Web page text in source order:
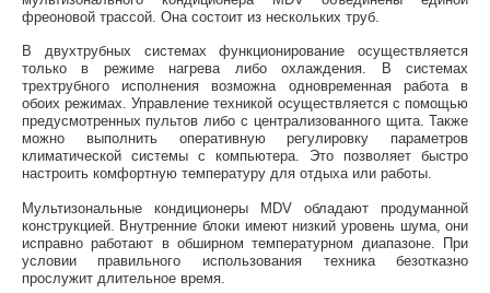
фреоновой трассой. Она состоит из нескольких труб.
В двухтрубных системах функционирование осуществляется
только в режиме нагрева либо охлаждения. В системах
трехтрубного исполнения возможна одновременная работа в
обоих режимах. Управление техникой осуществляется с помощью
предусмотренных пультов либо с централизованного щита. Также
можно выполнить оперативную регулировку параметров
климатической системы с компьютера. Это позволяет быстро
настроить комфортную температуру для отдыха или работы.
Мультизональные кондиционеры MDV обладают продуманной
конструкцией. Внутренние блоки имеют низкий уровень шума, они
исправно работают в обширном температурном диапазоне. При
условии правильного использования техника безотказно
прослужит длительное время.